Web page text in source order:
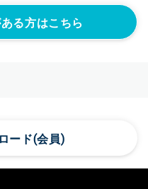
る方はこちら
ード(会員)